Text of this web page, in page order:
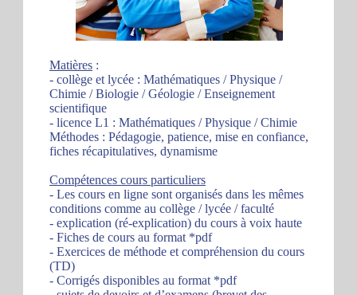
Matières :
- collège et lycée : Mathématiques / Physique /
Chimie / Biologie / Géologie / Enseignement
scientifique
- licence L1 : Mathématiques / Physique / Chimie
Méthodes : Pédagogie, patience, mise en confiance,
fiches récapitulatives, dynamisme
Compétences cours particuliers
- Les cours en ligne sont organisés dans les mêmes
conditions comme au collège / lycée / faculté
- explication (ré-explication) du cours à voix haute
- Fiches de cours au format *pdf
- Exercices de méthode et compréhension du cours
(TD)
- Corrigés disponibles au format *pdf